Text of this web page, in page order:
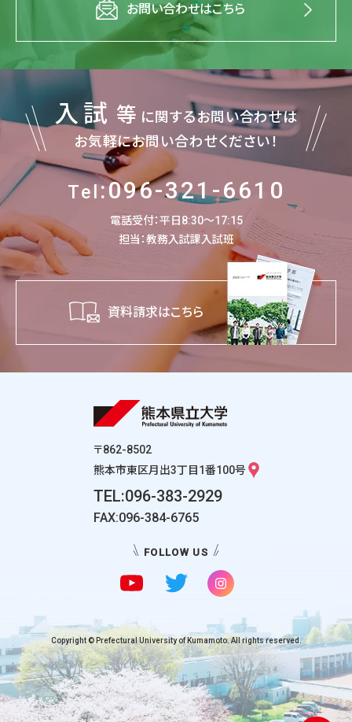
お問い合わせはこちら
入試 等 に関するお問い合わせは
お気軽にお問い合わせください！
Tel:096-321-6610
電話受付：平日8:30～17:15
担当：教務入試課入試班
資料請求はこちら
〒862-8502
熊本市東区月出3丁目1番100号
TEL:096-383-2929
FAX:096-384-6765
FOLLOW US
Copyright © Prefectural University of Kumamoto. All rights reserved.